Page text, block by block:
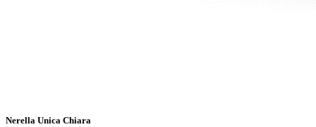
Nerella Unica Chiara